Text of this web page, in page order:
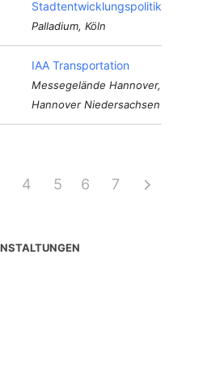
Stadtentwicklungspolitik
Palladium, Köln
IAA Transportation
Messegelände Hannover,
Hannover Niedersachsen
4 5 6 7